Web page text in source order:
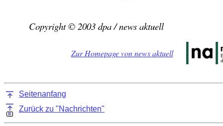
Copyright © 2003 dpa / news aktuell
Zur Homepage von news aktuell
Seitenanfang
Zurück zu "Nachrichten"